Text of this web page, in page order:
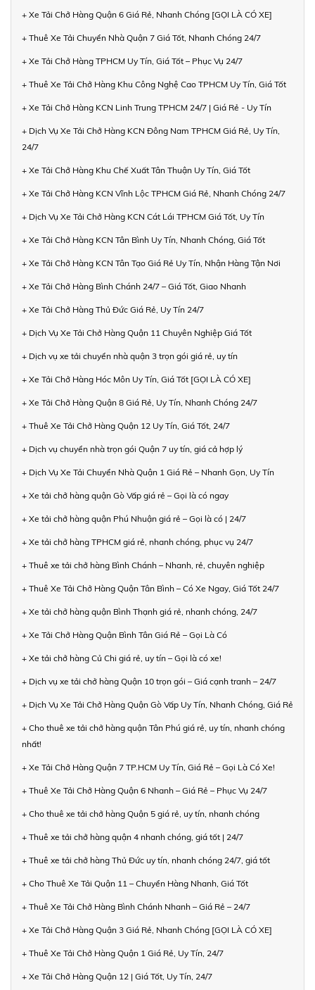
+ Xe Tải Chở Hàng Quận 6 Giá Rẻ, Nhanh Chóng [GỌI LÀ CÓ XE]
+ Thuê Xe Tải Chuyển Nhà Quận 7 Giá Tốt, Nhanh Chóng 24/7
+ Xe Tải Chở Hàng TPHCM Uy Tín, Giá Tốt – Phục Vụ 24/7
+ Thuê Xe Tải Chở Hàng Khu Công Nghệ Cao TPHCM Uy Tín, Giá Tốt
+ Xe Tải Chở Hàng KCN Linh Trung TPHCM 24/7 | Giá Rẻ - Uy Tín
+ Dịch Vụ Xe Tải Chở Hàng KCN Đông Nam TPHCM Giá Rẻ, Uy Tín,
24/7
+ Xe Tải Chở Hàng Khu Chế Xuất Tân Thuận Uy Tín, Giá Tốt
+ Xe Tải Chở Hàng KCN Vĩnh Lộc TPHCM Giá Rẻ, Nhanh Chóng 24/7
+ Dịch Vụ Xe Tải Chở Hàng KCN Cát Lái TPHCM Giá Tốt, Uy Tín
+ Xe Tải Chở Hàng KCN Tân Bình Uy Tín, Nhanh Chóng, Giá Tốt
+ Xe Tải Chở Hàng KCN Tân Tạo Giá Rẻ Uy Tín, Nhận Hàng Tận Nơi
+ Xe Tải Chở Hàng Bình Chánh 24/7 – Giá Tốt, Giao Nhanh
+ Xe Tải Chở Hàng Thủ Đức Giá Rẻ, Uy Tín 24/7
+ Dịch Vụ Xe Tải Chở Hàng Quận 11 Chuyên Nghiệp Giá Tốt
+ Dịch vụ xe tải chuyển nhà quận 3 trọn gói giá rẻ, uy tín
+ Xe Tải Chở Hàng Hóc Môn Uy Tín, Giá Tốt [GỌI LÀ CÓ XE]
+ Xe Tải Chở Hàng Quận 8 Giá Rẻ, Uy Tín, Nhanh Chóng 24/7
+ Thuê Xe Tải Chở Hàng Quận 12 Uy Tín, Giá Tốt, 24/7
+ Dịch vụ chuyển nhà trọn gói Quận 7 uy tín, giá cả hợp lý
+ Dịch Vụ Xe Tải Chuyển Nhà Quận 1 Giá Rẻ – Nhanh Gọn, Uy Tín
+ Xe tải chở hàng quận Gò Vấp giá rẻ – Gọi là có ngay
+ Xe tải chở hàng quận Phú Nhuận giá rẻ – Gọi là có | 24/7
+ Xe tải chở hàng TPHCM giá rẻ, nhanh chóng, phục vụ 24/7
+ Thuê xe tải chở hàng Bình Chánh – Nhanh, rẻ, chuyên nghiệp
+ Thuê Xe Tải Chở Hàng Quận Tân Bình – Có Xe Ngay, Giá Tốt 24/7
+ Xe tải chở hàng quận Bình Thạnh giá rẻ, nhanh chóng, 24/7
+ Xe Tải Chở Hàng Quận Bình Tân Giá Rẻ – Gọi Là Có
+ Xe tải chở hàng Củ Chi giá rẻ, uy tín – Gọi là có xe!
+ Dịch vụ xe tải chở hàng Quận 10 trọn gói – Giá cạnh tranh – 24/7
+ Dịch Vụ Xe Tải Chở Hàng Quận Gò Vấp Uy Tín, Nhanh Chóng, Giá Rẻ
+ Cho thuê xe tải chở hàng quận Tân Phú giá rẻ, uy tín, nhanh chóng
nhất!
+ Xe Tải Chở Hàng Quận 7 TP.HCM Uy Tín, Giá Rẻ – Gọi Là Có Xe!
+ Thuê Xe Tải Chở Hàng Quận 6 Nhanh – Giá Rẻ – Phục Vụ 24/7
+ Cho thuê xe tải chở hàng Quận 5 giá rẻ, uy tín, nhanh chóng
+ Thuê xe tải chở hàng quận 4 nhanh chóng, giá tốt | 24/7
+ Thuê xe tải chở hàng Thủ Đức uy tín, nhanh chóng 24/7, giá tốt
+ Cho Thuê Xe Tải Quận 11 – Chuyển Hàng Nhanh, Giá Tốt
+ Thuê Xe Tải Chở Hàng Bình Chánh Nhanh – Giá Rẻ – 24/7
+ Xe Tải Chở Hàng Quận 3 Giá Rẻ, Nhanh Chóng [GỌI LÀ CÓ XE]
+ Thuê Xe Tải Chở Hàng Quận 1 Giá Rẻ, Uy Tín, 24/7
+ Xe Tải Chở Hàng Quận 12 | Giá Tốt, Uy Tín, 24/7